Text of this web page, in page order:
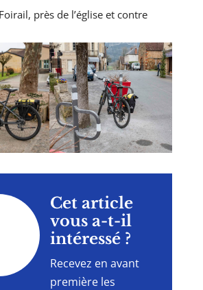
près de l’église et contre
Cet article
vous a-t-il
intéressé ?
Recevez en avant
première les